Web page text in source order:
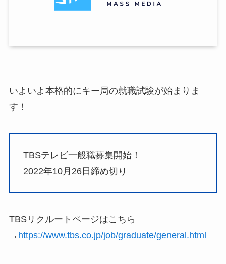
いよいよ本格的にキー局の就職試験が始まりま
す！
TBSテレビ一般職募集開始！
2022年10月26日締め切り
TBSリクルートページはこちら
→ https://www.tbs.co.jp/job/graduate/general.html